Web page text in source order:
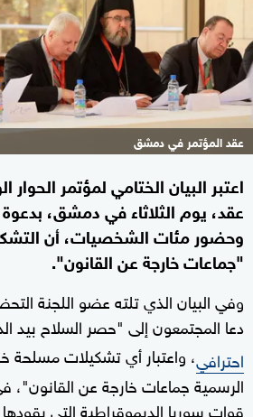
عقد المؤتمر في دمشق
اعتبر البيان الختامي لمؤتمر
عقد، يوم الثلاثاء في دمشق،
وحضور مئات الشخصيات، أن
"جماعات خارجة عن القانون".
وفي البيان الذي تلته عضو اللجنة
دعا المجتمعون إلى "حصر السلاح بيد
احترافي، واعتبار أي تشكيلات مسلحة
الرسمية جماعات خارجة عن القانون"،
قوات سوريا الديموقراطية التي